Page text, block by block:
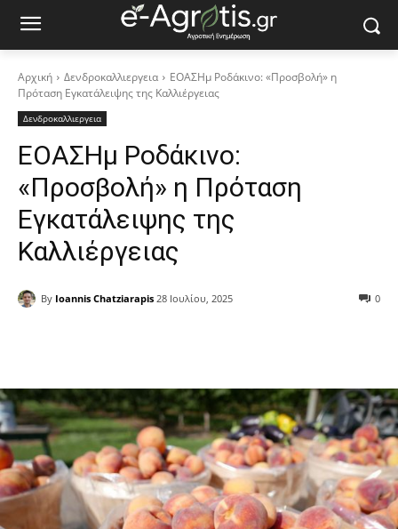
Αρχική Δενδροκαλλιεργεια
ΕΟΑΣΗμ Ροδάκινο: «Προσβολή» η
Πρόταση Εγκατάλειψης της Καλλιέργειας
Δενδροκαλλιεργεια
ΕΟΑΣΗμ Ροδάκινο:
«Προσβολή» η Πρόταση
Εγκατάλειψης της
Καλλιέργειας
By Ioannis Chatziarapis 28 Ιουλίου, 2025 0